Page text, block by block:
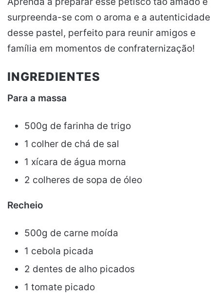
surpreenda-se com o aroma e a autenticidade
desse pastel, perfeito para reunir amigos e
família em momentos de confraternização!
INGREDIENTES
Para a massa
500g de farinha de trigo
1 colher de chá de sal
1 xícara de água morna
2 colheres de sopa de óleo
Recheio
500g de carne moída
1 cebola picada
2 dentes de alho picados
1 tomate picado